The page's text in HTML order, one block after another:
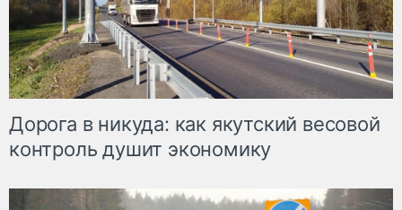
Дорога в никуда: как якутский весовой
контроль душит экономику